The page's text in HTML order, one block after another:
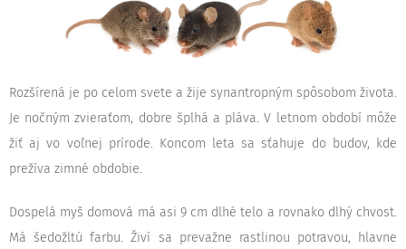
Rozšírená je po celom svete a žije synantropným spôsobom života.
Je nočným zvieraťom, dobre šplhá a pláva. V letnom období môže
žiť aj vo voľnej prírode. Koncom leta sa sťahuje do budov, kde
prežíva zimné obdobie.
Dospelá myš domová má asi 9 cm dlhé telo a rovnako dlhý chvost.
Má šedožltú farbu. Živí sa prevažne rastlinou potravou, hlavne